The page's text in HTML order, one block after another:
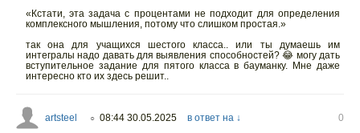
«Кстати, эта задача с процентами не подходит для определения
комплексного мышления, потому что слишком простая.»
так она для учащихся шестого класса.. или ты думаешь им
интегралы надо давать для выявления способностей? 😂 могу дать
вступительное задание для пятого класса в бауманку. Мне даже
интересно кто их здесь решит..
artsteel ○ 08:44 30.05.2025 в ответ на ↓
0